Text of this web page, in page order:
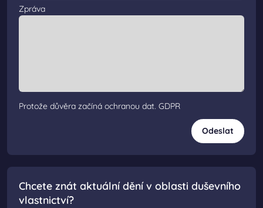
Zpráva
Protože důvěra začíná ochranou dat. GDPR
Odeslat
Chcete znát aktuální dění v oblasti duševního
vlastnictví?